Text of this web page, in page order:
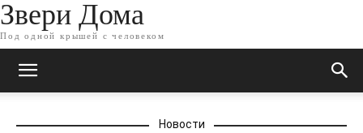
Звери Дома
Под одной крышей с человеком
Новости